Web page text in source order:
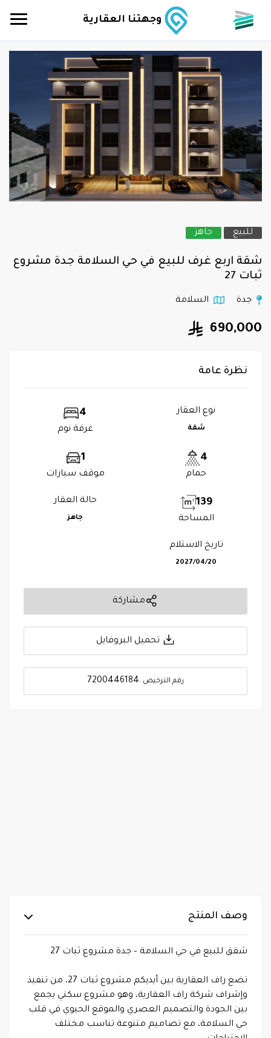
وجهتنا العقارية
للبيع جاهز
شقة اربع غرف للبيع في حي السلامة جدة مشروع
ثبات 27
جدة السلامة
690,000
نظرة عامة
نوع العقار
شقة
4
غرفة نوم
4
حمام
1
موقف سيارات
139
المساحة
حالة العقار
جاهز
تاريخ الاستلام
2027/04/20
مشاركة
تحميل البروفايل
رقم الترخيص :7200446184
وصف المنتج
شقق للبيع في حي السلامة – جدة مشروع ثبات 27
تضع راف العقارية بين أيديكم مشروع ثبات 27، من تنفيذ
وإشراف شركة راف العقارية، وهو مشروع سكني يجمع
بين الجودة والتصميم العصري والموقع الحيوي في قلب
حي السلامة، مع تصاميم متنوعة تناسب مختلف